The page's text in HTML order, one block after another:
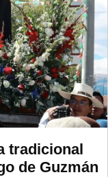
tradicional
de Guzmán